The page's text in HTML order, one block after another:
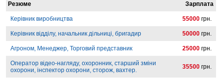
Резюме Зарплата
Керівник виробництва 55000 грн.
Керівник відділу, начальник дільниці, бригадир 50000 грн.
Агроном, Менеджер, Торговий представник 25000 грн.
Оператор відео-нагляду, охоронник, старший зміни
охорони, інспектор охорони, сторож, вахтер.
35500 грн.